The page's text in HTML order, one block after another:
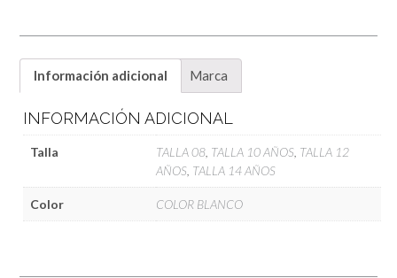
Información adicional Marca
INFORMACIÓN ADICIONAL
Talla TALLA 08 TALLA 10 AÑOS TALLA 12
AÑOS TALLA 14 AÑOS
Color COLOR BLANCO